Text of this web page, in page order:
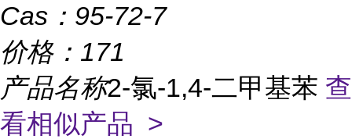
Cas： 95-72-7
价格： 171
产品名称2-氯-1,4-二甲基苯 查
看相似产品 >